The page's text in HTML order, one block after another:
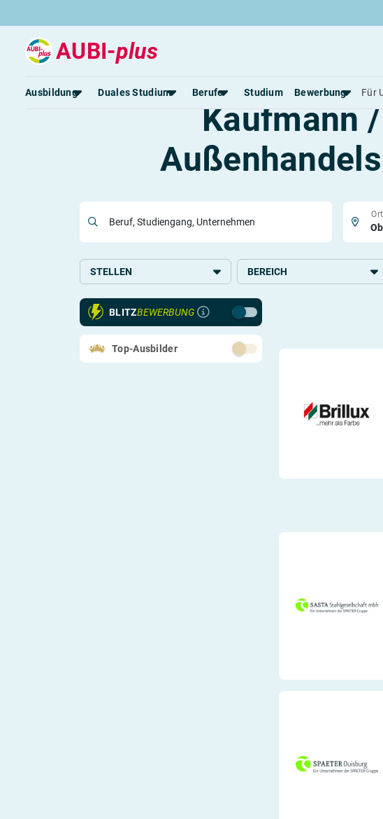
AUBI-plus
Ausbildung
Ausbildungsbeginn
Duales Studium
Rund um das duale Studium
Duale Studienplätze 2026
Berufe
Rund um Berufe
Gut bezahlte Berufe
Alle Berufe
Schülerpraktikum
Berufs-Check starten
Studium Bewerbung
Anschreiben
Online-Bewerbung
Bewerbungs-
Für
Freie
Kaufmann
Beruf, Studiengang, Unternehmen
STELLEN
Ausbildung
Schülerpraktikum
BEREICH
Handel
Kaufmännisches, Büro und
Verwaltung
BLITZBEWERBUNG
Top-Ausbilder